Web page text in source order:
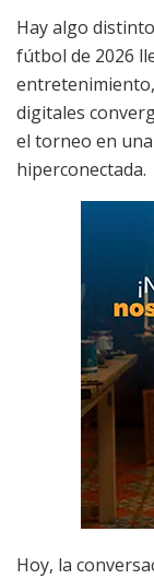
Hay algo
fútbol de 2026
digitales
el torneo en
hiperconectada.
Hoy, la